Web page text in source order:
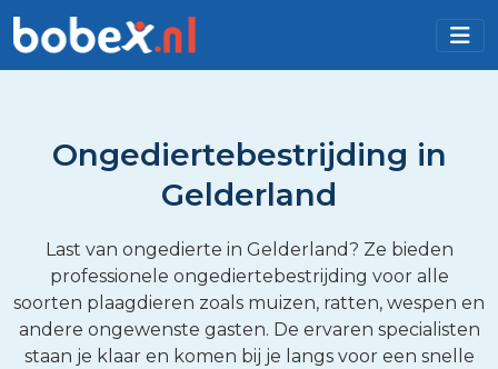
Ongediertebestrijding in
Gelderland
Last van ongedierte in Gelderland? Ze bieden
professionele ongediertebestrijding voor alle
soorten plaagdieren zoals muizen, ratten, wespen en
andere ongewenste gasten. De ervaren specialisten
staan je klaar en komen bij je langs voor een snelle